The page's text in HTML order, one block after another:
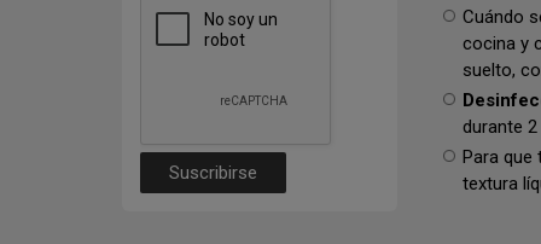
Cuándo
cocina y
suelto,
durante
Para que
textura